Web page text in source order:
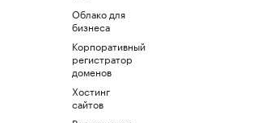
Облако для
бизнеса
Корпоративный
регистратор
доменов
Хостинг
сайтов